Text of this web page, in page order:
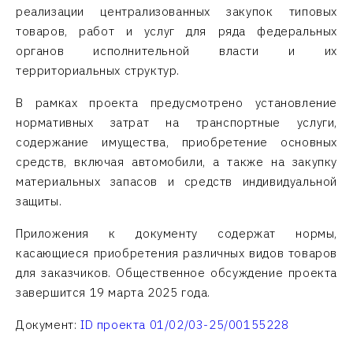
реализации централизованных закупок типовых
товаров, работ и услуг для ряда федеральных
органов исполнительной власти и их
территориальных структур.
В рамках проекта предусмотрено установление
нормативных затрат на транспортные услуги,
содержание имущества, приобретение основных
средств, включая автомобили, а также на закупку
материальных запасов и средств индивидуальной
защиты.
Приложения к документу содержат нормы,
касающиеся приобретения различных видов товаров
для заказчиков. Общественное обсуждение проекта
завершится 19 марта 2025 года.
Документ: ID проекта 01/02/03-25/00155228